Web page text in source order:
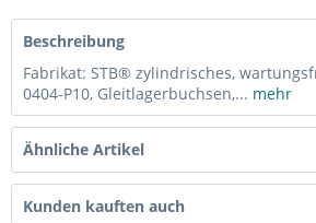
Beschreibung
Fabrikat: STB® zylindrisches,
0404-P10, Gleitlagerbuchsen,... mehr
Ähnliche Artikel
Kunden kauften auch